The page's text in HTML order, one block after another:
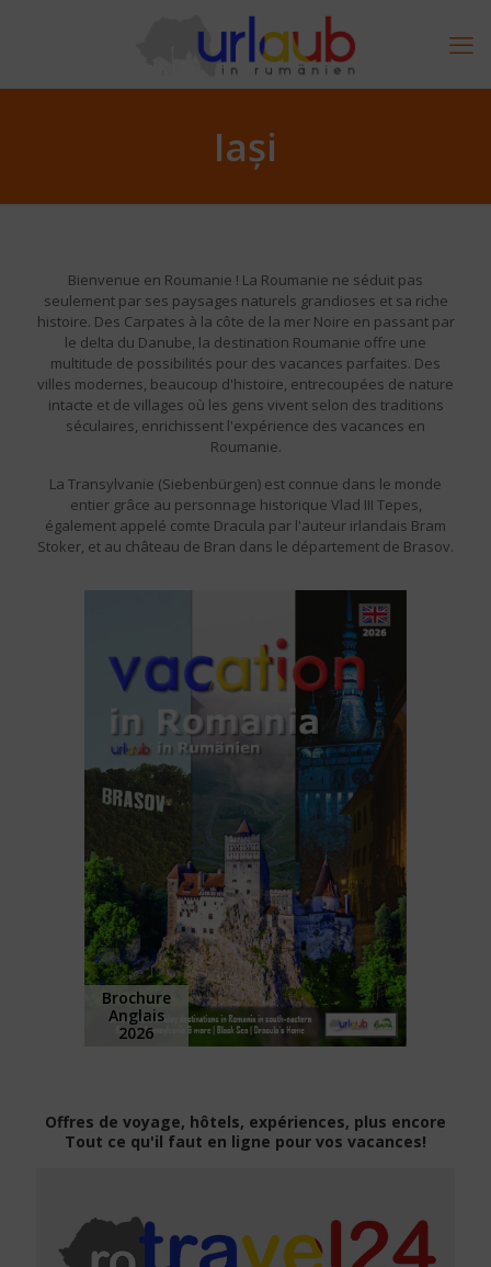
Iași
Bienvenue en Roumanie ! La Roumanie ne séduit pas
seulement par ses paysages naturels grandioses et sa riche
histoire. Des Carpates à la côte de la mer Noire en passant par
le delta du Danube, la destination Roumanie offre une
multitude de possibilités pour des vacances parfaites. Des
villes modernes, beaucoup d'histoire, entrecoupées de nature
intacte et de villages où les gens vivent selon des traditions
séculaires, enrichissent l'expérience des vacances en
Roumanie.
La Transylvanie (Siebenbürgen) est connue dans le monde
entier grâce au personnage historique Vlad III Tepes,
également appelé comte Dracula par l'auteur irlandais Bram
Stoker, et au château de Bran dans le département de Brasov.
Brochure
Anglais
2026
Offres de voyage, hôtels, expériences, plus encore
Tout ce qu'il faut en ligne pour vos vacances!